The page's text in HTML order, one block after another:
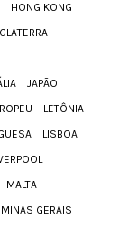
HONG KONG
JAPÃO
LETÔNIA
LISBOA
MALTA
MINAS GERAIS